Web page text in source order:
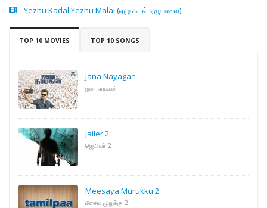
Yezhu Kadal Yezhu Malai (ஏழு கடல் ஏழு மலை)
TOP 10 MOVIES TOP 10 SONGS
Jana Nayagan
ஜன நாயகன்
Jailer 2
ஜெயிலர் 2
Meesaya Murukku 2
மீசைய முறுக்கு 2